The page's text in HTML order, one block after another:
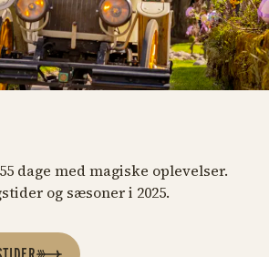
dage med magiske oplevelser.
og sæsoner i 2025.